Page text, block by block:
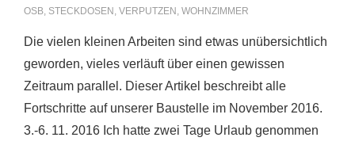
OSB, STECKDOSEN , VERPUTZEN , WOHNZIMMER
Die vielen kleinen Arbeiten sind etwas unübersichtlich
geworden, vieles verläuft über einen gewissen
Zeitraum parallel. Dieser Artikel beschreibt alle
Fortschritte auf unserer Baustelle im November 2016.
3.-6. 11. 2016 Ich hatte zwei Tage Urlaub genommen